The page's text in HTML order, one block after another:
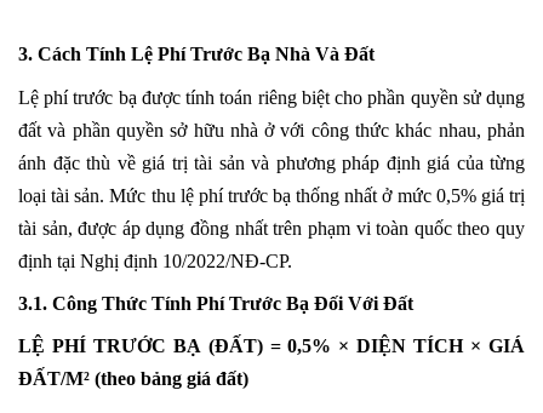
3. Cách Tính Lệ Phí Trước Bạ Nhà Và Đất
Lệ phí trước bạ được tính toán riêng biệt cho phần quyền sử dụng
đất và phần quyền sở hữu nhà ở với công thức khác nhau, phản
ánh đặc thù về giá trị tài sản và phương pháp định giá của từng
loại tài sản. Mức thu lệ phí trước bạ thống nhất ở mức 0,5% giá trị
tài sản, được áp dụng đồng nhất trên phạm vi toàn quốc theo quy
định tại Nghị định 10/2022/NĐ-CP.
3.1. Công Thức Tính Phí Trước Bạ Đối Với Đất
LỆ PHÍ TRƯỚC BẠ (ĐẤT) = 0,5% × DIỆN TÍCH × GIÁ
ĐẤT/M² (theo bảng giá đất)